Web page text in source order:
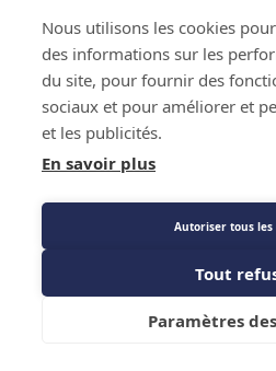
Description détaillée
Caractéristiques techniques
Fiche technique
Description détaillée
Ajouter au
Nous utilisons les cookies
des informations sur les
du site, pour fournir des
sociaux et pour améliorer et
et les publicités.
En savoir plus
Autoriser tous les
Tout
Paramètres